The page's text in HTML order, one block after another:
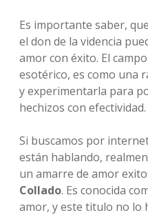
Es importante saber,
el don de la videncia
amor con éxito. El
esotérico, es como una
y experimentarla para
hechizos con efectividad.
Si buscamos por
están hablando,
un amarre de amor
Collado. Es conocida
amor, y este titulo no lo